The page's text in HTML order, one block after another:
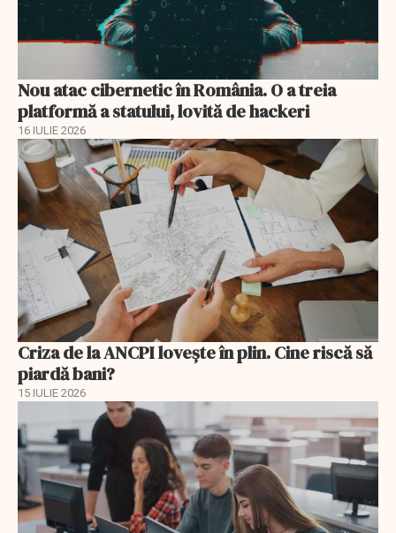
Nou atac cibernetic în România. O a treia
platformă a statului, lovită de hackeri
16 IULIE 2026
Criza de la ANCPI lovește în plin. Cine riscă să
piardă bani?
15 IULIE 2026